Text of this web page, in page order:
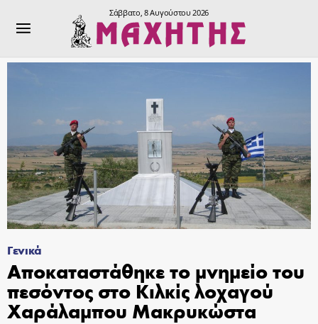
Σάββατο, 8 Αυγούστου 2026
Γενικά
Αποκαταστάθηκε το μνημείο του
πεσόντος στο Κιλκίς λοχαγού
Χαράλαμπου Μακρυκώστα